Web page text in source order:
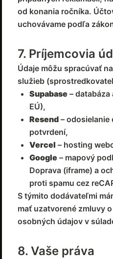
od konania ročníka.
uchovávame podľa
7. Príjemcovia
Údaje môžu spracúvať
služieb
Supabase –
EÚ),
Resend – odosielanie
potvrdení,
Vercel – hosting
Google – mapový
Doprava (iframe) a
proti spamu cez
S týmito dodávateľmi
mať uzatvorené zmluvy
osobných údajov v
8. Vaše práva